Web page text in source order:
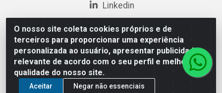
O nosso site coleta cookies próprios e de
terceiros para proporcionar uma experiência
personalizada ao usuário, apresentar publicidade
relevante de acordo com o seu perfil e melhorar a
qualidade do nosso site.
Aceitar Negar não essenciais
Linkedin
Rua Chipuê, 117 - S. Miguel Paulista São Paulo/SP - CEP
08010-260- CNPJ: 03.010.739/0001-72